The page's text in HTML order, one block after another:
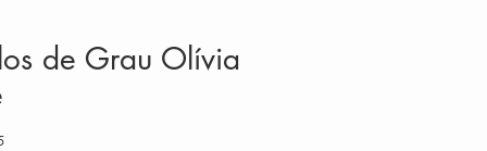
de Grau Olívia